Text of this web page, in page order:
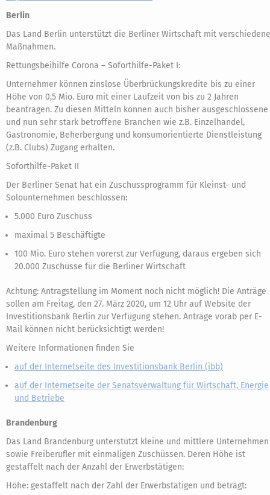
Berlin
Das Land Berlin unterstützt die Berliner Wirtschaft mit
Maßnahmen.
Rettungsbeihilfe Corona – Soforthilfe-Paket I:
Unternehmer können zinslose Überbrückungskredite bis zu einer
Höhe von 0,5 Mio. Euro mit einer Laufzeit von bis zu 2 Jahren
beantragen. Zu diesen Mitteln können auch bisher ausgeschlossene
und nun sehr stark betroffene Branchen wie z.B. Einzelhandel,
Gastronomie, Beherbergung und konsumorientierte Dienstleistung
(z.B. Clubs) Zugang erhalten.
Soforthilfe-Paket II
Der Berliner Senat hat ein Zuschussprogramm für Kleinst- und
Solounternehmen beschlossen:
5.000 Euro Zuschuss
maximal 5 Beschäftigte
100 Mio. Euro stehen vorerst zur Verfügung, daraus ergeben sich
20.000 Zuschüsse für die Berliner Wirtschaft
Achtung: Antragstellung im Moment noch nicht möglich! Die Anträge
sollen am Freitag, den 27. März 2020, um 12 Uhr auf Website der
Investitionsbank Berlin zur Verfügung stehen. Anträge vorab per E-
Mail können nicht berücksichtigt werden!
Weitere Informationen finden Sie
auf der Internetseite des Investitionsbank Berlin (ibb)
auf der Internetseite der Senatsverwaltung für Wirtschaft, Energie
und Betriebe
Brandenburg
Das Land Brandenburg unterstützt kleine und mittlere Unternehmen
sowie Freiberufler mit einmaligen Zuschüssen. Deren Höhe ist
gestaffelt nach der Anzahl der Erwerbstätigen:
Höhe: gestaffelt nach der Zahl der Erwerbstätigen und beträgt: